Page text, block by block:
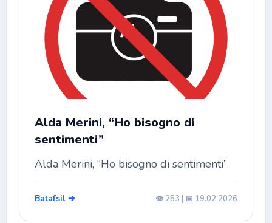
Alda Merini, “Ho bisogno di
sentimenti”
Alda Merini, “Ho bisogno di sentimenti”
Batafsil ➔ 👁️ 253 | 📅 19.02.2026